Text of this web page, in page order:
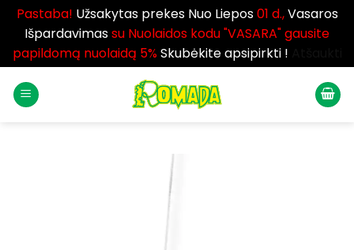
Pastaba! Užsakytas prekes Nuo Liepos01 d.,Vasaros
Išpardavimassu Nuolaidos kodu "VASARA" gausite
papildomą nuolaidą 5%Skubėkite apsipirkti !